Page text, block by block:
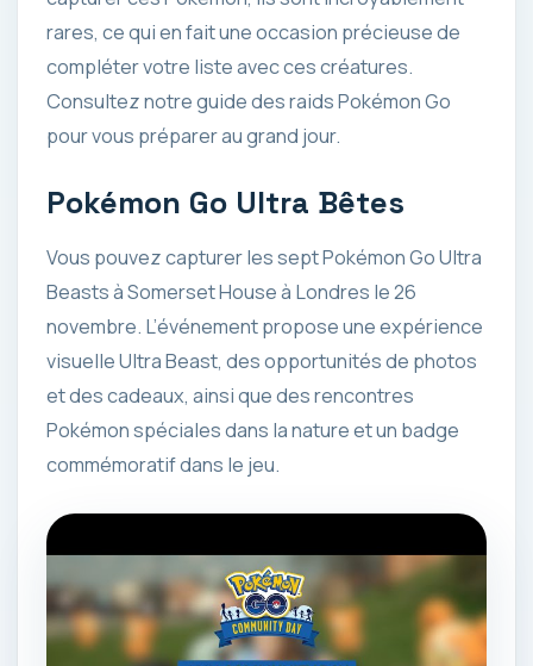
rares, ce qui en fait une occasion précieuse de
compléter votre liste avec ces créatures.
Consultez notre guide des raids Pokémon Go
pour vous préparer au grand jour.
Pokémon Go Ultra Bêtes
Vous pouvez capturer les sept Pokémon Go Ultra
Beasts à Somerset House à Londres le 26
novembre. L’événement propose une expérience
visuelle Ultra Beast, des opportunités de photos
et des cadeaux, ainsi que des rencontres
Pokémon spéciales dans la nature et un badge
commémoratif dans le jeu.